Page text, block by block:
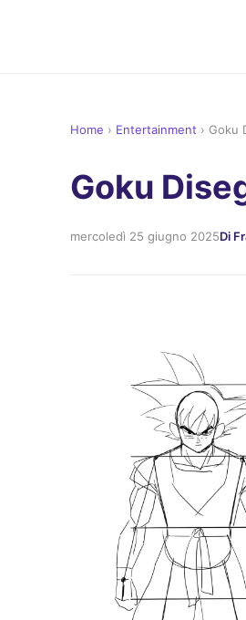
Home › Entertainment › Goku
Goku
mercoledì 25 giugno 2025Di